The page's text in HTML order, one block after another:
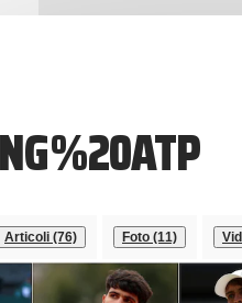
Articoli (76) Foto (11)